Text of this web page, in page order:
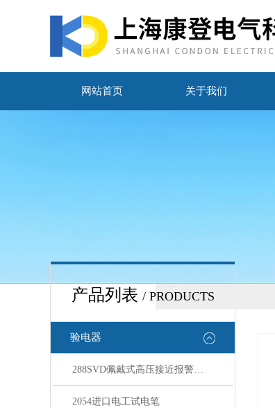
网站首页 关于我们
产品列表 / PRODUCTS
验电器
288SVD佩戴式高压接近报警器288SVD
2054进口电工试电笔